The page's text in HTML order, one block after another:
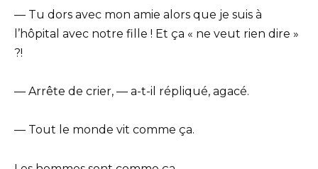
— Tu dors avec mon amie alors que je suis à
l’hôpital avec notre fille ! Et ça « ne veut rien dire »
?!
— Arrête de crier, — a-t-il répliqué, agacé.
— Tout le monde vit comme ça.